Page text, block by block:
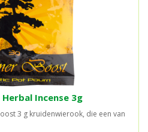
Incense 3g
3 g kruidenwierook, die een van